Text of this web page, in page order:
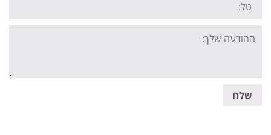
Your
message:
שלח